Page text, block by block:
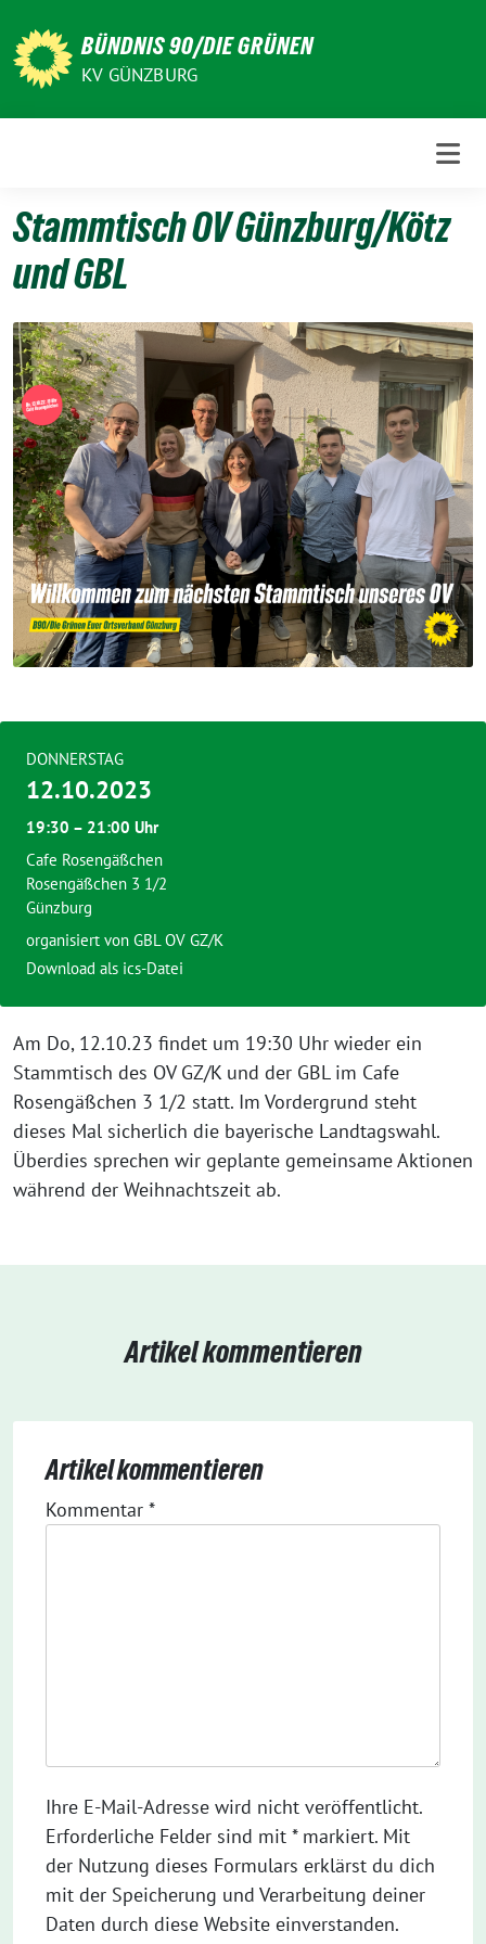
zum
Inhalt
BÜNDNIS 90/DIE GRÜNEN
KV GÜNZBURG
Stammtisch OV Günzburg/Kötz
und GBL
Am Do, 12.10.23 findet um 19:30 Uhr wieder ein
Stammtisch des OV GZ/K und der GBL im Cafe
Rosengäßchen 3 1/2 statt. Im Vordergrund steht
dieses Mal sicherlich die bayerische Landtagswahl.
Überdies sprechen wir geplante gemeinsame Aktionen
während der Weihnachtszeit ab.
DONNERSTAG
12.10.2023
19:30 – 21:00 Uhr
Cafe Rosengäßchen
Rosengäßchen 3 1/2
Günzburg
organisiert von GBL OV GZ/K
Download als ics-Datei
Artikel kommentieren
Artikel kommentieren
Kommentar *
Ihre E-Mail-Adresse wird nicht veröffentlicht.
Erforderliche Felder sind mit * markiert. Mit
der Nutzung dieses Formulars erklärst du dich
mit der Speicherung und Verarbeitung deiner
Daten durch diese Website einverstanden.